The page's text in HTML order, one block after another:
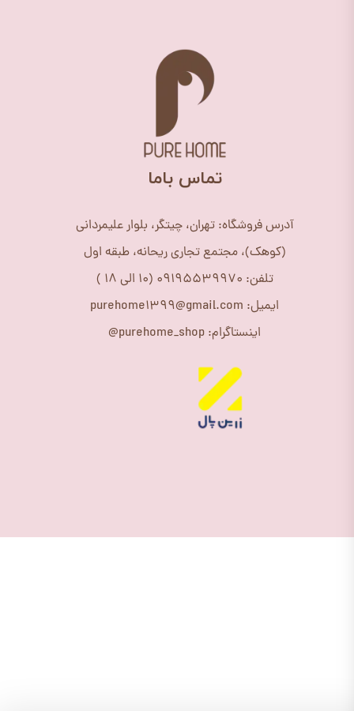
​تماس باما
آدرس فروشگاه: تهران، چیتگر، بلوار علیمردانی
(کوهک)، مجتمع تجاری ریحانه، طبقه اول
تلفن: 09195539970 (10 الی 18 )
ایمیل: purehome1399@gmail.com
اینستاگرام: purehome_shop@